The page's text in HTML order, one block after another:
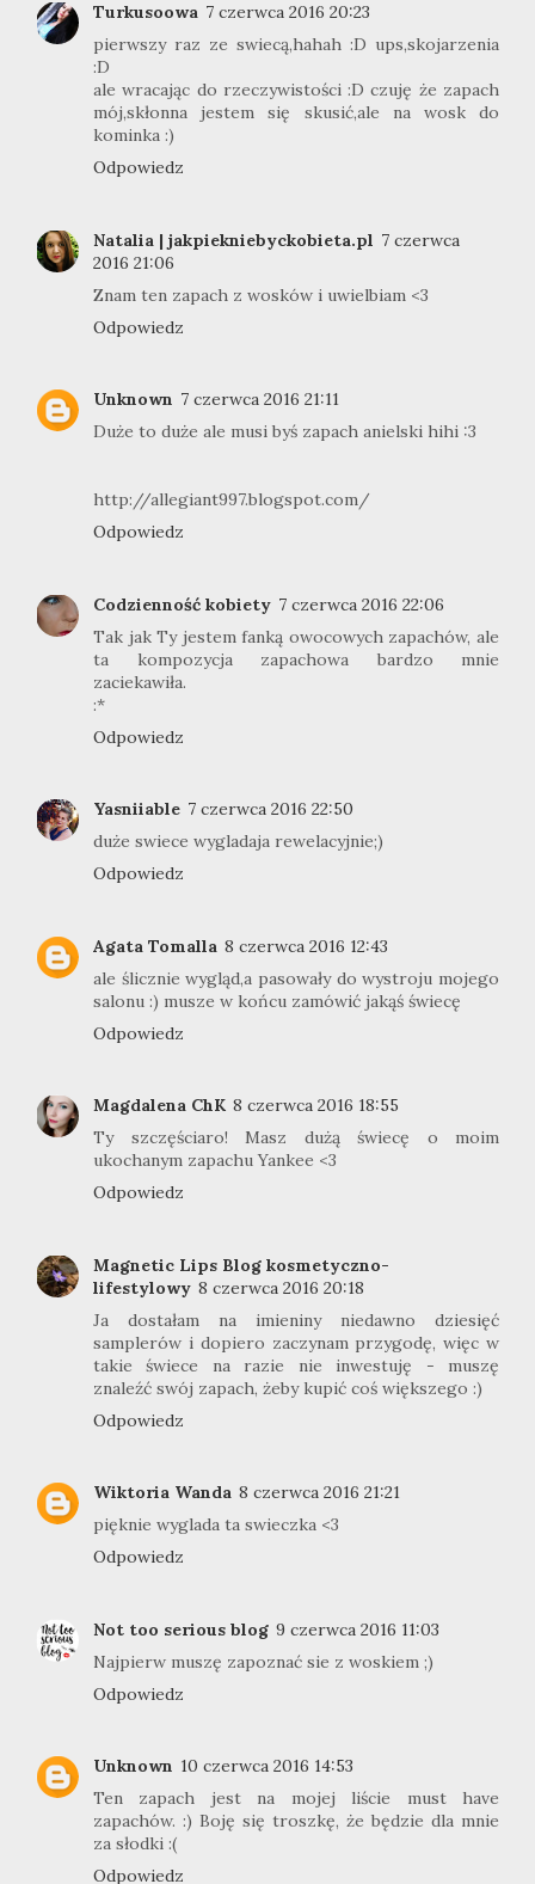
Turkusoowa 7 czerwca 2016 20:23
pierwszy raz ze swiecą,hahah :D ups,skojarzenia
:D
ale wracając do rzeczywistości :D czuję że zapach
mój,skłonna jestem się skusić,ale na wosk do
kominka :)
Odpowiedz
Natalia | jakpiekniebyckobieta.pl 7 czerwca
2016 21:06
Znam ten zapach z wosków i uwielbiam <3
Odpowiedz
Unknown 7 czerwca 2016 21:11
Duże to duże ale musi byś zapach anielski hihi :3
http://allegiant997.blogspot.com/
Odpowiedz
Codzienność kobiety 7 czerwca 2016 22:06
Tak jak Ty jestem fanką owocowych zapachów, ale
ta kompozycja zapachowa bardzo mnie
zaciekawiła.
:*
Odpowiedz
Yasniiable 7 czerwca 2016 22:50
duże swiece wygladaja rewelacyjnie;)
Odpowiedz
Agata Tomalla 8 czerwca 2016 12:43
ale ślicznie wygląd,a pasowały do wystroju mojego
salonu :) musze w końcu zamówić jakąś świecę
Odpowiedz
Magdalena ChK 8 czerwca 2016 18:55
Ty szczęściaro! Masz dużą świecę o moim
ukochanym zapachu Yankee <3
Odpowiedz
Magnetic Lips Blog kosmetyczno-
lifestylowy 8 czerwca 2016 20:18
Ja dostałam na imieniny niedawno dziesięć
samplerów i dopiero zaczynam przygodę, więc w
takie świece na razie nie inwestuję - muszę
znaleźć swój zapach, żeby kupić coś większego :)
Odpowiedz
Wiktoria Wanda 8 czerwca 2016 21:21
pięknie wyglada ta swieczka <3
Odpowiedz
Not too serious blog 9 czerwca 2016 11:03
Najpierw muszę zapoznać sie z woskiem ;)
Odpowiedz
Unknown 10 czerwca 2016 14:53
Ten zapach jest na mojej liście must have
zapachów. :) Boję się troszkę, że będzie dla mnie
za słodki :(
Odpowiedz